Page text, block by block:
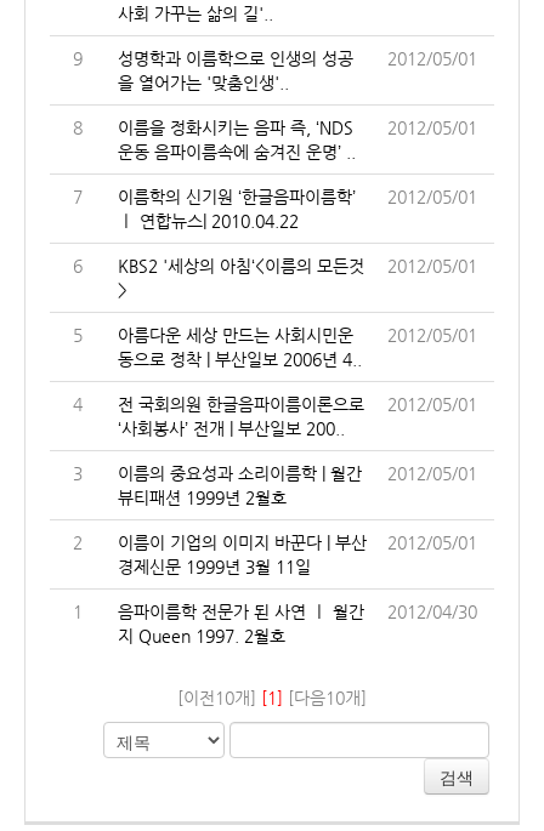
사회 가꾸는 삶의 길'..
9
성명학과 이름학으로 인생의 성공
을 열어가는 '맞춤인생'..
2012/05/01
8
이름을 정화시키는 음파 즉, ‘NDS
운동 음파이름속에 숨겨진 운명’ ..
2012/05/01
7
이름학의 신기원 ‘한글음파이름학’
ㅣ 연합뉴스| 2010.04.22
2012/05/01
6
KBS2 '세상의 아침‘<이름의 모든것
>
2012/05/01
5
아름다운 세상 만드는 사회시민운
동으로 정착 | 부산일보 2006년 4..
2012/05/01
4
전 국회의원 한글음파이름이론으로
‘사회봉사’ 전개 | 부산일보 200..
2012/05/01
3
이름의 중요성과 소리이름학 | 월간
뷰티패션 1999년 2월호
2012/05/01
2
이름이 기업의 이미지 바꾼다 | 부산
경제신문 1999년 3월 11일
2012/05/01
1
음파이름학 전문가 된 사연 ㅣ 월간
지 Queen 1997. 2월호
2012/04/30
[이전10개] [1] [다음10개]